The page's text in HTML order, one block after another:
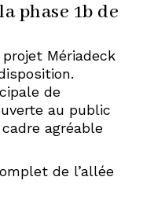
phase 1b de
Mériadeck
de
au public
agréable
de l’allée